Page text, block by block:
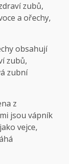
zubů,
a ořechy,
obsahují
zubů,
zubní
z
jsou vápník
vejce,